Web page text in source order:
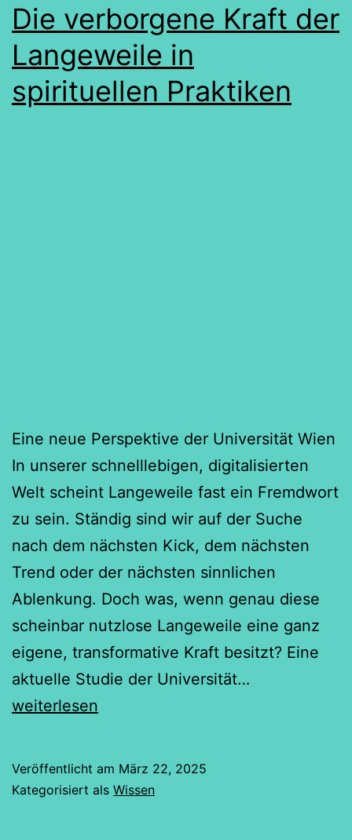
Die verborgene Kraft der
Langeweile in
spirituellen Praktiken
Eine neue Perspektive der Universität Wien
In unserer schnelllebigen, digitalisierten
Welt scheint Langeweile fast ein Fremdwort
zu sein. Ständig sind wir auf der Suche
nach dem nächsten Kick, dem nächsten
Trend oder der nächsten sinnlichen
Ablenkung. Doch was, wenn genau diese
scheinbar nutzlose Langeweile eine ganz
eigene, transformative Kraft besitzt? Eine
aktuelle Studie der Universität…
weiterlesen
Veröffentlicht am März 22, 2025
Kategorisiert als Wissen